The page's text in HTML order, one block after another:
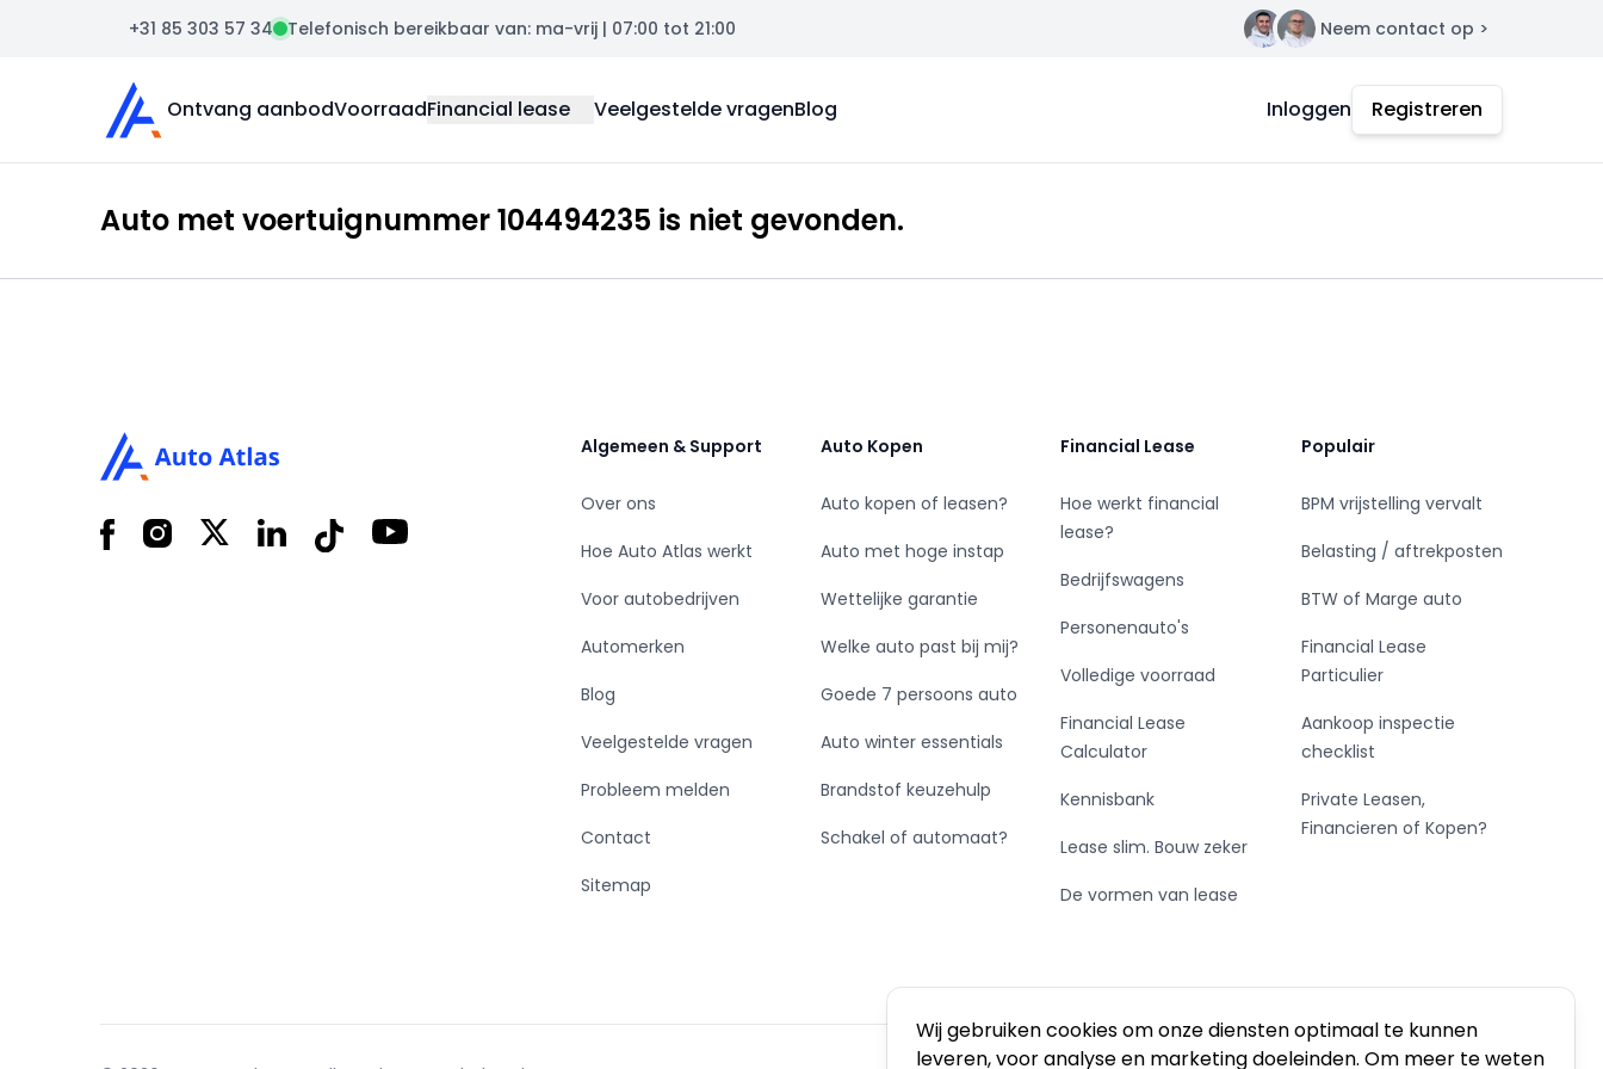
Wij gebruiken cookies om onze diensten optimaal te kunnen
leveren, voor analyse en marketing doeleinden. Om meer te weten
+31 85 303 57 34 Telefonisch bereikbaar van: ma-vrij | 07:00 tot 21:00 Contact Neem contact op >
Auto Atlas
Ontvang aanbodVoorraadFinancial lease Veelgestelde vragenBlog Inloggen Registreren
Auto met voertuignummer 104494235 is niet gevonden.
FacebookInstagram
X LinkedInTiktok YouTube
Algemeen & Support
Over ons
Hoe Auto Atlas werkt
Voor autobedrijven
Automerken
Blog
Veelgestelde vragen
Probleem melden
Contact
Sitemap
Auto Kopen
Auto kopen of leasen?
Auto met hoge instap
Wettelijke garantie
Welke auto past bij mij?
Goede 7 persoons auto
Auto winter essentials
Brandstof keuzehulp
Schakel of automaat?
Financial Lease
Hoe werkt financial
lease?
Bedrijfswagens
Personenauto's
Volledige voorraad
Financial Lease
Calculator
Kennisbank
Lease slim. Bouw zeker
De vormen van lease
Populair
BPM vrijstelling vervalt
Belasting / aftrekposten
BTW of Marge auto
Financial Lease
Particulier
Aankoop inspectie
checklist
Private Leasen,
Financieren of Kopen?